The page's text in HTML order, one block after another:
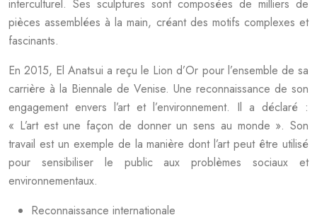
interculturel. Ses sculptures sont composées de milliers de
pièces assemblées à la main, créant des motifs complexes et
fascinants.
En 2015, El Anatsui a reçu le Lion d’Or pour l’ensemble de sa
carrière à la Biennale de Venise. Une reconnaissance de son
engagement envers l’art et l’environnement. Il a déclaré :
« L’art est une façon de donner un sens au monde ». Son
travail est un exemple de la manière dont l’art peut être utilisé
pour sensibiliser le public aux problèmes sociaux et
environnementaux.
Reconnaissance internationale